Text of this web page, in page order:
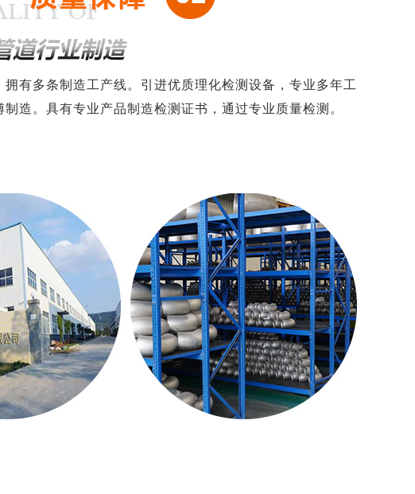
拥有多条制造工产线。引进优质理化检测设备，专业多年工
制造。具有专业产品制造检测证书，通过专业质量检测。